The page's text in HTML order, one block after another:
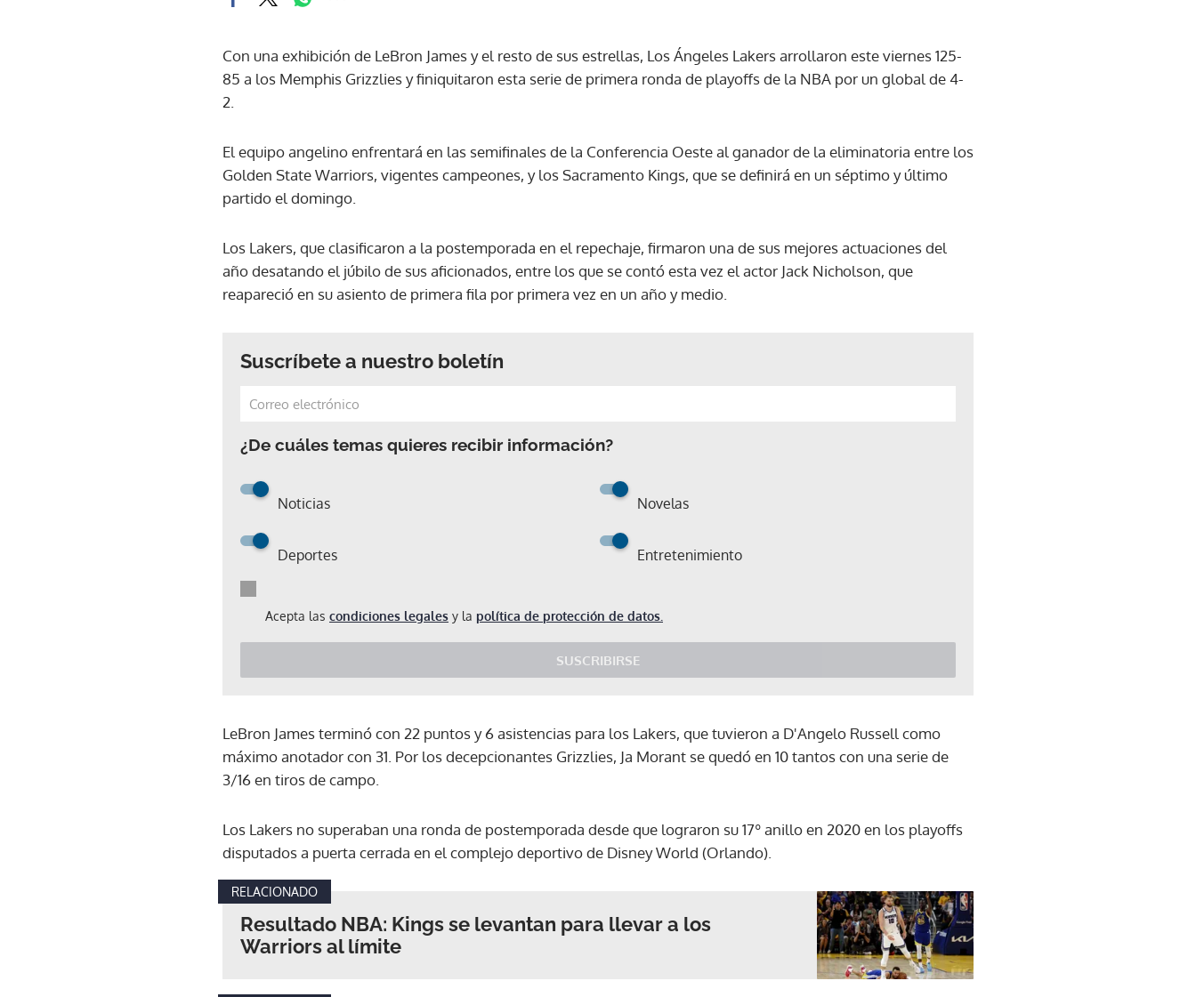
Con una exhibición de LeBron James y el resto de sus estrellas, Los Ángeles Lakers arrollaron este viernes 125-
85 a los Memphis Grizzlies y finiquitaron esta serie de primera ronda de playoffs de la NBA por un global de 4-
2.
El equipo angelino enfrentará en las semifinales de la Conferencia Oeste al ganador de la eliminatoria entre los
Golden State Warriors, vigentes campeones, y los Sacramento Kings, que se definirá en un séptimo y último
partido el domingo.
Los Lakers, que clasificaron a la postemporada en el repechaje, firmaron una de sus mejores actuaciones del
año desatando el júbilo de sus aficionados, entre los que se contó esta vez el actor Jack Nicholson, que
reapareció en su asiento de primera fila por primera vez en un año y medio.
Suscríbete a nuestro boletín
¿De cuáles temas quieres recibir información?
Noticias Novelas
Deportes Entretenimiento
Acepta las condiciones legales y la política de protección de datos.
SUSCRIBIRSE
Gracias por suscribirte a nuestro boletín.
LeBron James terminó con 22 puntos y 6 asistencias para los Lakers, que tuvieron a D'Angelo Russell como
máximo anotador con 31. Por los decepcionantes Grizzlies, Ja Morant se quedó en 10 tantos con una serie de
3/16 en tiros de campo.
Los Lakers no superaban una ronda de postemporada desde que lograron su 17º anillo en 2020 en los playoffs
disputados a puerta cerrada en el complejo deportivo de Disney World (Orlando).
RELACIONADO
Resultado NBA: Kings se levantan para llevar a los
Warriors al límite